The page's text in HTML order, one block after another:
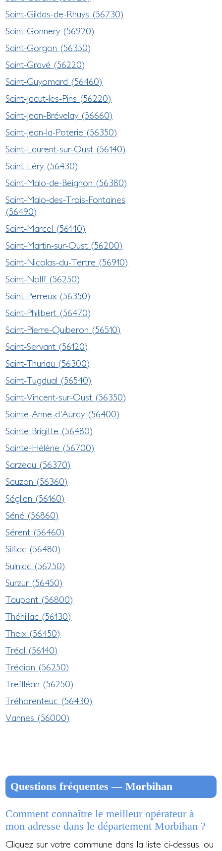
Saint-Gildas-de-Rhuys (56730)
Saint-Gonnery (56920)
Saint-Gorgon (56350)
Saint-Gravé (56220)
Saint-Guyomard (56460)
Saint-Jacut-les-Pins (56220)
Saint-Jean-Brévelay (56660)
Saint-Jean-la-Poterie (56350)
Saint-Laurent-sur-Oust (56140)
Saint-Léry (56430)
Saint-Malo-de-Beignon (56380)
Saint-Malo-des-Trois-Fontaines
(56490)
Saint-Marcel (56140)
Saint-Martin-sur-Oust (56200)
Saint-Nicolas-du-Tertre (56910)
Saint-Nolff (56250)
Saint-Perreux (56350)
Saint-Philibert (56470)
Saint-Pierre-Quiberon (56510)
Saint-Servant (56120)
Saint-Thuriau (56300)
Saint-Tugdual (56540)
Saint-Vincent-sur-Oust (56350)
Sainte-Anne-d'Auray (56400)
Sainte-Brigitte (56480)
Sainte-Hélène (56700)
Sarzeau (56370)
Sauzon (56360)
Séglien (56160)
Séné (56860)
Sérent (56460)
Silfiac (56480)
Sulniac (56250)
Surzur (56450)
Taupont (56800)
Théhillac (56130)
Theix (56450)
Tréal (56140)
Trédion (56250)
Treffléan (56250)
Tréhorenteuc (56430)
Vannes (56000)
Questions fréquentes — Morbihan
Comment connaître le meilleur opérateur à
mon adresse dans le département Morbihan ?
Cliquez sur votre commune dans la liste ci-dessus, ou